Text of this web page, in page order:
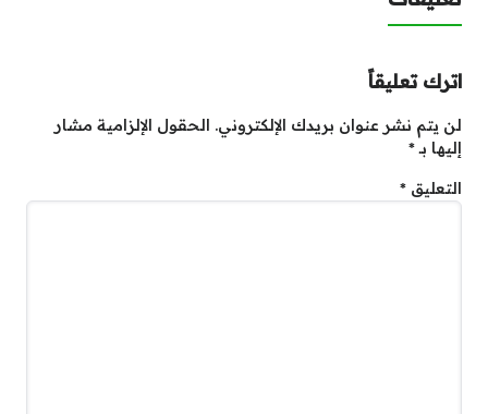
اترك تعليقاً
لن يتم نشر عنوان بريدك الإلكتروني. الحقول الإلزامية مشار
إليها بـ*
التعليق *